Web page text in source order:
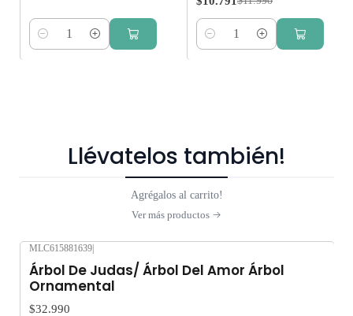
Cantidad Cantidad
Llévatelos también!
Agrégalos al carrito!
Ver más productos
MLC615881639
Árbol De Judas/ Árbol Del Amor Árbol
Ornamental
$32.990